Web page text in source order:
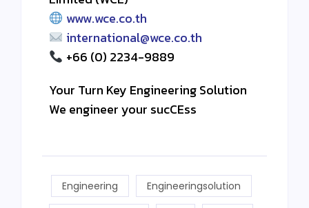
www.wce.co.th
international@wce.co.th
+66 (0) 2234-9889
Your Turn Key Engineering Solution
We engineer your sucCEss
Engineering Engineeringsolution